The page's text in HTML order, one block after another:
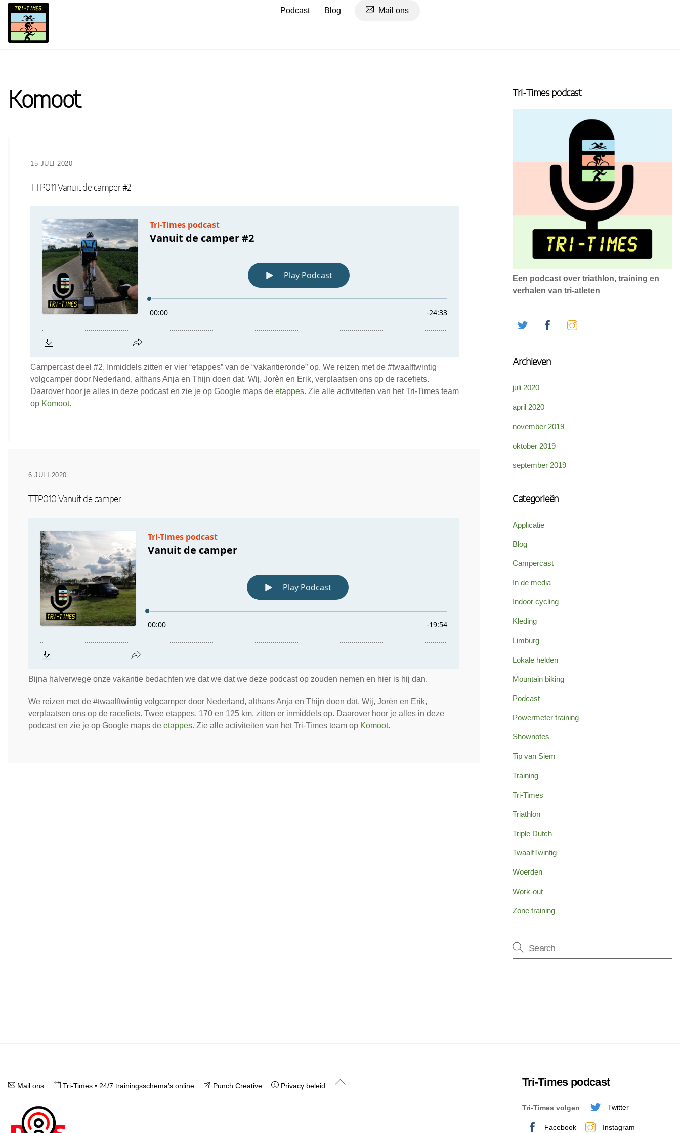
Skip
content
Podcast Blog Mail ons
Komoot
15 JULI 2020
TTP011 Vanuit de camper #2
Campercast deel #2. Inmiddels zitten er vier “etappes” van de “vakantieronde” op. We reizen met de #twaalftwintig
volgcamper door Nederland, althans Anja en Thijn doen dat. Wij, Jorèn en Erik, verplaatsen ons op de racefiets.
Daarover hoor je alles in deze podcast en zie je op Google maps de etappes. Zie alle activiteiten van het Tri-Times team
op Komoot.
6 JULI 2020
TTP010 Vanuit de camper
Bijna halverwege onze vakantie bedachten we dat we dat we deze podcast op zouden nemen en hier is hij dan.
We reizen met de #twaalftwintig volgcamper door Nederland, althans Anja en Thijn doen dat. Wij, Jorèn en Erik,
verplaatsen ons op de racefiets. Twee etappes, 170 en 125 km, zitten er inmiddels op. Daarover hoor je alles in deze
podcast en zie je op Google maps de etappes. Zie alle activiteiten van het Tri-Times team op Komoot.
Tri-Times podcast
Een podcast over triathlon, training en
verhalen van tri-atleten
Twitter Facebook
Archieven
juli 2020
april 2020
november 2019
oktober 2019
september 2019
Categorieën
Applicatie
Blog
Campercast
In de media
Indoor cycling
Kleding
Limburg
Lokale helden
Mountain biking
Podcast
Powermeter training
Shownotes
Tip van Siem
Training
Tri-Times
Triathlon
Triple Dutch
TwaalfTwintig
Woerden
Work-out
Zone training
Back
Tri-Times podcast
Tri-Times volgen Twitter
Facebook Instagram
Mail ons Tri-Times • 24/7 trainingsschema’s online Punch Creative Privacy beleid